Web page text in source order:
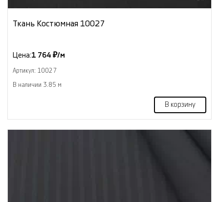
Ткань Костюмная 10027
Цена:1 764 ₽/м
Артикул: 10027
В наличии 3.85 м
В корзину